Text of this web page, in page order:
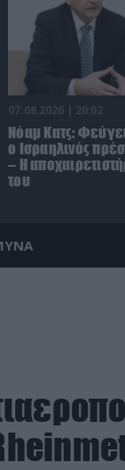
07.08.2026 | 20:02
Νόαμ Κατς:
ο Ισραηλινός
– Η
του